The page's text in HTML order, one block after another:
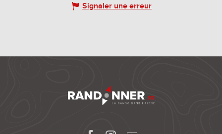
Signaler une erreur